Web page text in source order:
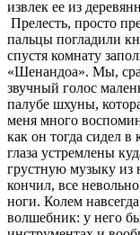
извлек ее из
Прелесть, просто
пальцы погладили
спустя комнату
«Шенандоа». Мы,
звучный голос
палубе шхуны,
меня много
как он тогда сидел
глаза устремлены
грустную музыку из
кончил, все
ноги. Колем
волшебник: у него